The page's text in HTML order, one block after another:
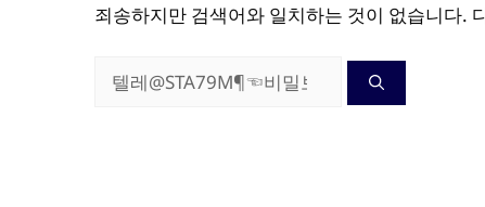
죄송하지만 검색어와 일치하는 것이 없습니다.
색: